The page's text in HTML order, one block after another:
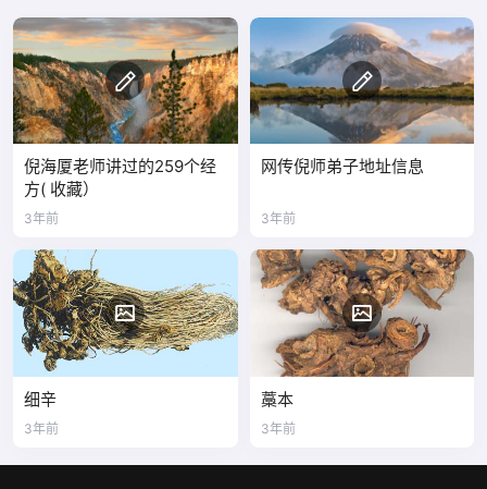
倪海厦老师讲过的259个经
方( 收藏）
3年前
网传倪师弟子地址信息
3年前
细辛
3年前
藁本
3年前